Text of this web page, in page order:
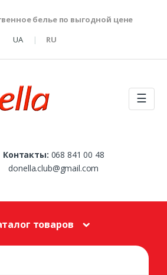
белье по выгодной цене
UA
RU
☰
Контакты: 068 841 00 48
donella.club@gmail.com
товаров